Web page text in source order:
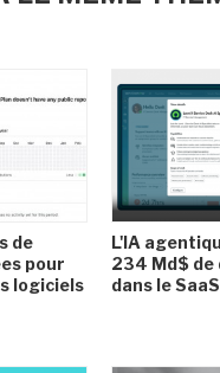
de
pour
logiciels
L'IA
234 Md$ de
dans le